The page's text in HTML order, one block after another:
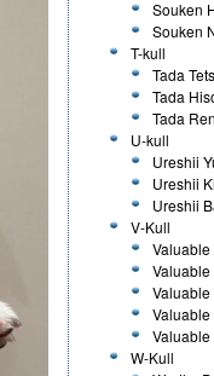
Souken
Souken
T-kull
Tada
Tada
Tada
U-kull
Ureshii
Ureshii
Ureshii
V-Kull
W-Kull